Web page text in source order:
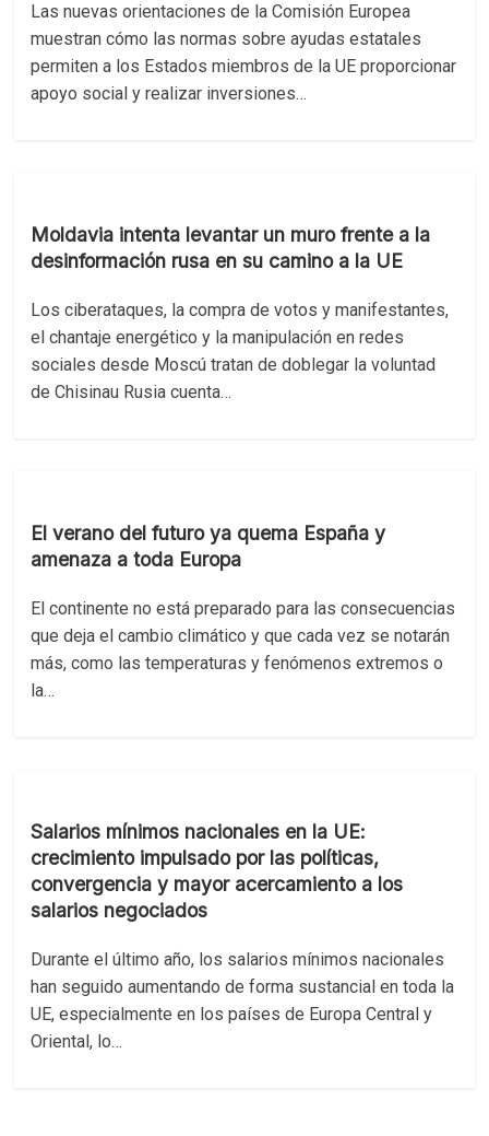
Las nuevas orientaciones de la Comisión Europea
muestran cómo las normas sobre ayudas estatales
permiten a los Estados miembros de la UE proporcionar
apoyo social y realizar inversiones…
Moldavia intenta levantar un muro frente a la
desinformación rusa en su camino a la UE
Los ciberataques, la compra de votos y manifestantes,
el chantaje energético y la manipulación en redes
sociales desde Moscú tratan de doblegar la voluntad
de Chisinau Rusia cuenta…
El verano del futuro ya quema España y
amenaza a toda Europa
El continente no está preparado para las consecuencias
que deja el cambio climático y que cada vez se notarán
más, como las temperaturas y fenómenos extremos o
la…
Salarios mínimos nacionales en la UE:
crecimiento impulsado por las políticas,
convergencia y mayor acercamiento a los
salarios negociados
Durante el último año, los salarios mínimos nacionales
han seguido aumentando de forma sustancial en toda la
UE, especialmente en los países de Europa Central y
Oriental, lo…